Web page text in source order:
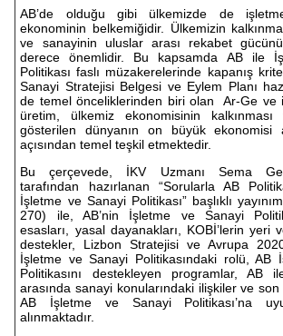
AB’de olduğu gibi ülkemizde de
ekonominin belkemiğidir. Ülkemizin
ve sanayinin uluslar arası rekabet
derece önemlidir. Bu kapsamda AB ile
Politikası faslı müzakerelerinde kapanış
Sanayi Stratejisi Belgesi ve Eylem Planı
de temel önceliklerinden biri olan Ar-Ge ve
üretim, ülkemiz ekonomisinin
gösterilen dünyanın on büyük ekonomisi
açısından temel teşkil etmektedir.
Bu çerçevede, İKV Uzmanı Sema
tarafından hazırlanan “Sorularla AB
İşletme ve Sanayi Politikası” başlıklı
270) ile, AB’nin İşletme ve Sanayi
esasları, yasal dayanakları, KOBİ’lerin yeri
destekler, Lizbon Stratejisi ve Avrupa
İşletme ve Sanayi Politikasındaki rolü, AB
Politikasını destekleyen programlar, AB
arasında sanayi konularındaki ilişkiler ve
AB İşletme ve Sanayi Politikası’na
alınmaktadır.